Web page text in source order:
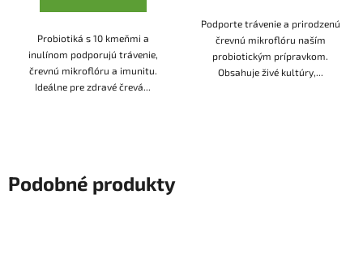
Probiotiká s 10 kmeňmi a
inulínom podporujú trávenie,
črevnú mikroflóru a imunitu.
Ideálne pre zdravé črevá...
Podporte trávenie a prirodzenú
črevnú mikroflóru naším
probiotickým prípravkom.
Obsahuje živé kultúry,...
Podobné produkty